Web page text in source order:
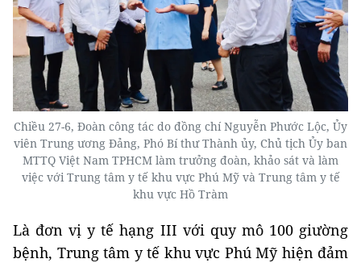
Chiều 27-6, Đoàn công tác do đồng chí Nguyễn Phước Lộc, Ủy
viên Trung ương Đảng, Phó Bí thư Thành ủy, Chủ tịch Ủy ban
MTTQ Việt Nam TPHCM làm trưởng đoàn, khảo sát và làm
việc với Trung tâm y tế khu vực Phú Mỹ và Trung tâm y tế
khu vực Hồ Tràm
Là đơn vị y tế hạng III với quy mô 100 giường
bệnh, Trung tâm y tế khu vực Phú Mỹ hiện đảm